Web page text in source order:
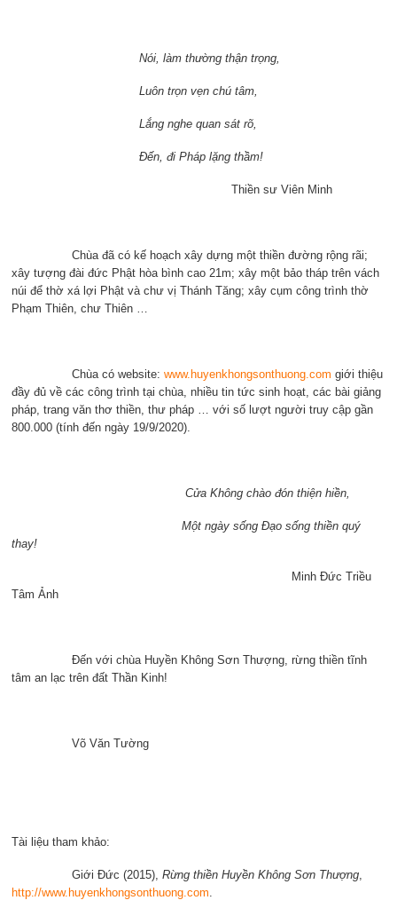
Nói, làm thường thận trọng,
Luôn trọn vẹn chú tâm,
Lắng nghe quan sát rõ,
Đến, đi Pháp lặng thầm!
Thiền sư Viên Minh
Chùa đã có kế hoạch xây dựng một thiền đường rộng rãi;
xây tượng đài đức Phật hòa bình cao 21m; xây một bảo tháp trên vách
núi để thờ xá lợi Phật và chư vị Thánh Tăng; xây cụm công trình thờ
Phạm Thiên, chư Thiên …
Chùa có website: www.huyenkhongsonthuong.com giới thiệu
đầy đủ về các công trình tại chùa, nhiều tin tức sinh hoạt, các bài giảng
pháp, trang văn thơ thiền, thư pháp … với số lượt người truy cập gần
800.000 (tính đến ngày 19/9/2020).
Cửa Không chào đón thiện hiền,
Một ngày sống Đạo sống thiền quý
thay!
Minh Đức Triều
Tâm Ảnh
Đến với chùa Huyền Không Sơn Thượng, rừng thiền tĩnh
tâm an lạc trên đất Thần Kinh!
Võ Văn Tường
Tài liệu tham khảo:
Giới Đức (2015), Rừng thiền Huyền Không Sơn Thượng,
http://www.huyenkhongsonthuong.com